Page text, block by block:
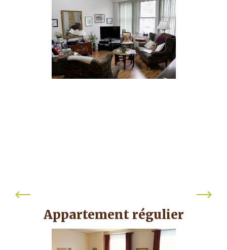
Appartement régulier